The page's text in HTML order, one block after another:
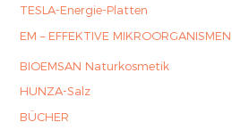
TESLA-Energie-Platten
EM – EFFEKTIVE MIKROORGANISMEN
BIOEMSAN Naturkosmetik
HUNZA-Salz
BÜCHER